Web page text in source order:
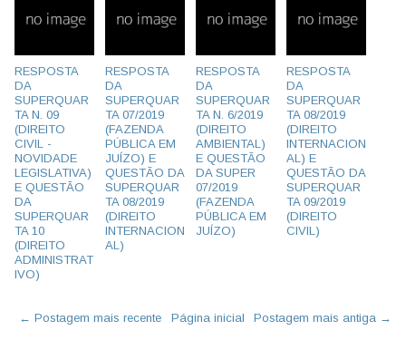
RESPOSTA
DA
SUPERQUAR
TA N. 09
(DIREITO
CIVIL -
NOVIDADE
LEGISLATIVA)
E QUESTÃO
DA
SUPERQUAR
TA 10
(DIREITO
ADMINISTRAT
IVO)
RESPOSTA
DA
SUPERQUAR
TA 07/2019
(FAZENDA
PÚBLICA EM
JUÍZO) E
QUESTÃO DA
SUPERQUAR
TA 08/2019
(DIREITO
INTERNACION
AL)
RESPOSTA
DA
SUPERQUAR
TA N. 6/2019
(DIREITO
AMBIENTAL)
E QUESTÃO
DA SUPER
07/2019
(FAZENDA
PÚBLICA EM
JUÍZO)
RESPOSTA
DA
SUPERQUAR
TA 08/2019
(DIREITO
INTERNACION
AL) E
QUESTÃO DA
SUPERQUAR
TA 09/2019
(DIREITO
CIVIL)
← Postagem mais recente Postagem mais antiga →
Página inicial